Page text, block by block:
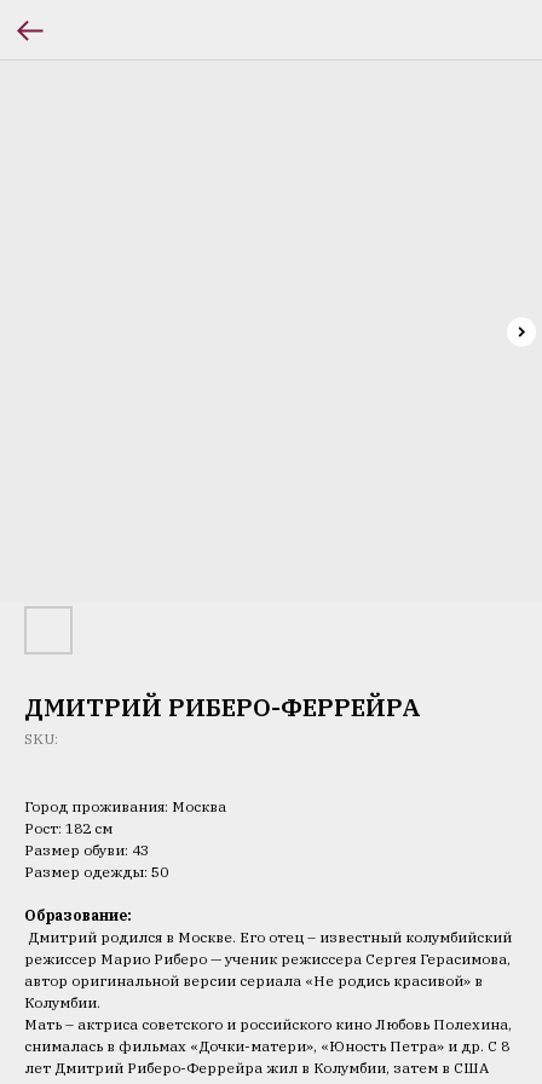
ДМИТРИЙ РИБЕРО-ФЕРРЕЙРА
SKU:
Город проживания: Москва
Рост: 182 см
Размер обуви: 43
Размер одежды: 50
Образование:
Дмитрий родился в Москве. Его отец – известный колумбийский
режиссер Марио Риберо — ученик режиссера Сергея Герасимова,
автор оригинальной версии сериала «Не родись красивой» в
Колумбии.
Мать – актриса советского и российского кино Любовь Полехина,
снималась в фильмах «Дочки-матери», «Юность Петра» и др. С 8
лет Дмитрий Риберо-Феррейра жил в Колумбии, затем в США